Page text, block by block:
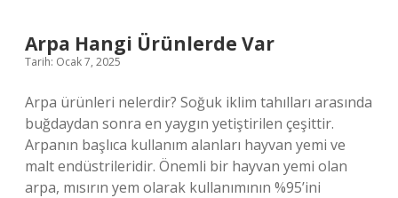
Arpa Hangi Ürünlerde Var
Tarih: Ocak 7, 2025
Arpa ürünleri nelerdir? Soğuk iklim tahılları arasında
buğdaydan sonra en yaygın yetiştirilen çeşittir.
Arpanın başlıca kullanım alanları hayvan yemi ve
malt endüstrileridir. Önemli bir hayvan yemi olan
arpa, mısırın yem olarak kullanımının %95’ini